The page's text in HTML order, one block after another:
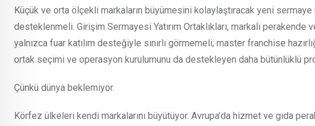
Küçük ve orta ölçekli markaların büyümesini kolaylaştıracak yeni
desteklenmeli. Girişim Sermayesi Yatırım Ortaklıkları, markalı perakende
yalnızca fuar katılım desteğiyle sınırlı görmemeli; master franchise
ortak seçimi ve operasyon kurulumunu da destekleyen daha bütünlüklü
Çünkü dünya beklemiyor.
Körfez ülkeleri kendi markalarını büyütüyor. Avrupa’da hizmet ve gıda